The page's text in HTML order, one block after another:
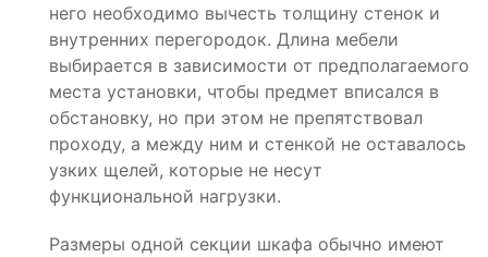
него необходимо вычесть толщину стенок и
внутренних перегородок. Длина мебели
выбирается в зависимости от предполагаемого
места установки, чтобы предмет вписался в
обстановку, но при этом не препятствовал
проходу, а между ним и стенкой не оставалось
узких щелей, которые не несут
функциональной нагрузки.
Размеры одной секции шкафа обычно имеют